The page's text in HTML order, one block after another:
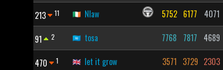
213 11 Nlaw 5752 6177 4071
91 2 tosa 7768 7817 4689
470 1 let it grow 3571 3729 2303